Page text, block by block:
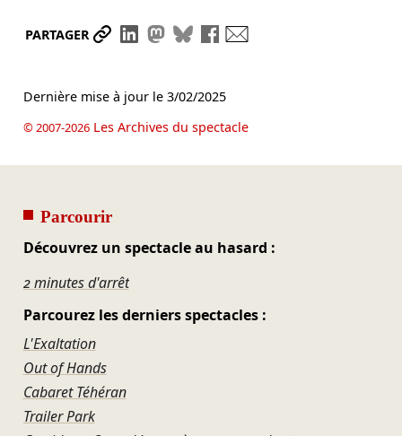
PARTAGER Partager le lien
Partager sur LinkedIn
Partager sur Mastodon
Partager sur Bluesky
Partager sur Facebook
Dernière mise à jour le 3/02/2025
© 2007-2026Les Archives du spectacle
Parcourir
Découvrez un spectacle au hasard :
2 minutes d'arrêt
Parcourez les derniers spectacles :
L'Exaltation
Out of Hands
Cabaret Téhéran
Trailer Park